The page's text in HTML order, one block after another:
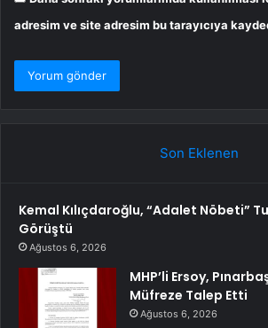
adresim ve site adresim bu tarayıcıya
Son Eklenen
Kemal Kılıçdaroğlu, “Adalet Nöbeti”
Görüştü
Ağustos 6, 2026
MHP’li Ersoy,
Müfreze Talep Etti
Ağustos 6, 2026